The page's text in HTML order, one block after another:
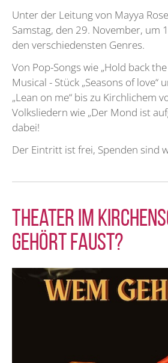
Unter der Leitung von Mayya
Samstag, den 29. November, um
den verschiedensten Genres.
Von Pop-Songs wie „Hold back
Musical - Stück „Seasons of love“
„Lean on me“ bis zu Kirchlichem
Volksliedern wie „Der Mond ist
dabei!
Der Eintritt ist frei, Spenden sind
Theater im
gehört Faust?